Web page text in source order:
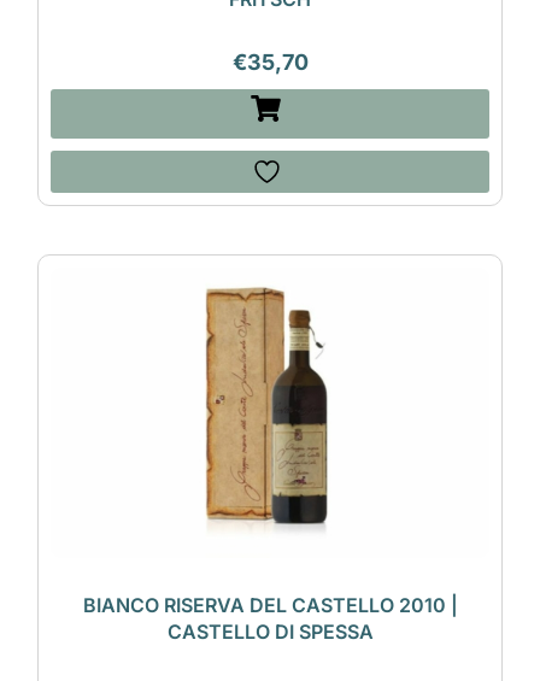
€35,70
BIANCO RISERVA DEL CASTELLO 2010 |
CASTELLO DI SPESSA